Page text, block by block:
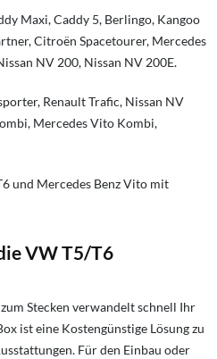
Maxi, Caddy 5, Berlingo, Kangoo
Citroën Spacetourer, Mercedes
NV 200, Nissan NV 200E.
Renault Trafic, Nissan NV
Mercedes Vito Kombi,
und Mercedes Benz Vito mit
VW T5/T6
Stecken verwandelt schnell Ihr
ist eine Kostengünstige Lösung zu
Für den Einbau oder